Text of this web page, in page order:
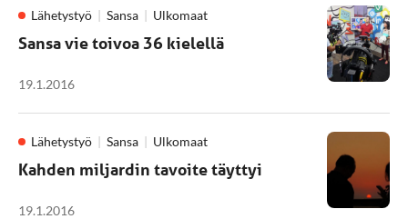
Lähetystyö Sansa Ulkomaat
Sansa vie toivoa 36 kielellä
19.1.2016
Lähetystyö Sansa Ulkomaat
Kahden miljardin tavoite täyttyi
19.1.2016